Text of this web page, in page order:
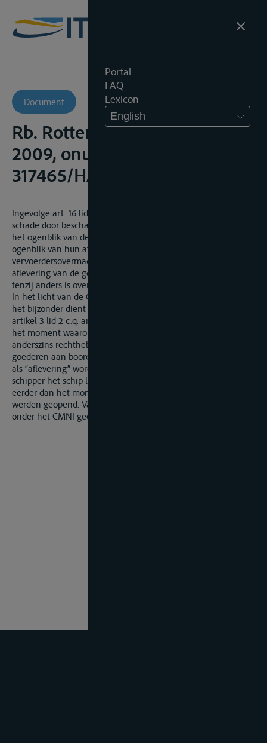
Portal
FAQ
Lexicon
English
Document
Rb. Rotterdam, 30 september
2009, onuitgegeven,
317465/HA ZA 08-2604
Ingevolge art. 16 lid 1 CMNI is de vervoerder aansprakelijk voor
schade door beschadiging van de goederen ontstaan tussen
het ogenblik van de inontvangstneming ten vervoer en het
ogenblik van hun aflevering, daargelaten zijn beroep op
vervoerdersovermacht. Ingevolge artikel 3 lid 2 CMNI vindt
aflevering van de goederen plaats aan boord van het schip,
tenzij anders is overeengekomen.
In het licht van de CMNI als geheel en van artikel 10 lid 2 in
het bijzonder dient het begrip “aflevering” in de zin van
artikel 3 lid 2 c.q. artikel 16 lid 1 CMNI uitgelegd te worden als
het moment waarop de vervoerder de geadresseerd (of
anderszins rechthebbende) de gelegenheid geeft over de
goederen aan boord van het schip te beschikken. Aldus kan
als “aflevering” worden aangemerkt het moment dat de
schipper het schip losgereed verklaarde, ook al is dit moment
eerder dan het moment waarop de luiken van het schip
werden geopend. Vanaf dat moment draagt de vervoerder
onder het CMNI geen verantwoordelijkheid meer.